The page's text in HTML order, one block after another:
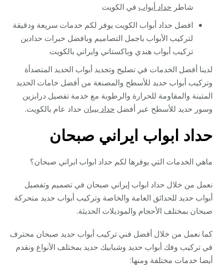
شاطر حداد أبواب في الكويت
افضل حداد أبواب الكويت يوفر لكم خدمات سريعة ودقيقة
لتركيب الأبواب باجمل التصاميم وبافضل خبرات حدادين
تركيب أبواب هندي وباكستاني وايراني بالكويت
لدينا أفضل الخدمات في تصليح وتجديد أبواب الحديد المتصدأة
وتركيب أبواب حديد للأسطح والمصنعة من أفضل خامات الحديد
المتينة والمقاومة للحرارة والرطوبة مع خدمة تفصيل درابزين
وسور حديد للأسطح عبر أفضل حداد بيبان حداد عام بالكويت.
حداد ابواب ايراني صبحان
ماهي الخدمات التي يوفرها لكم حداد ابواب ابراني صبحان؟
نعمل من خلال حداد ابواب إيراني صبحان في تصميم وتفصيل
أبواب حديد للحدائق العامة والخاصة وتركيب أبواب حديد متحركة
صبحان بمختلف الأحجام والموديلات الحديثة.
كما نعمل من خلال أفضل فني تركيب أبواب حديد صبحان محترف
في تركيب وفك أبواب حديد وشبابيك حديد بمختلف الأنواع ونقدم
أيضا خدمات مختلفة ومنها: